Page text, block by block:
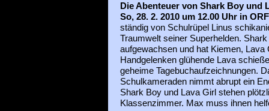
Die Abenteuer von Shark Boy und
So, 28. 2. 2010 um 12.00 Uhr in
ständig von Schulrüpel Linus
Traumwelt seiner Superhelden.
aufgewachsen und hat Kiemen, Lava
Handgelenken glühende Lava
geheime Tagebuchaufzeichnungen.
Schulkameraden nimmt abrupt ein
Shark Boy und Lava Girl stehen
Klassenzimmer. Max muss ihnen